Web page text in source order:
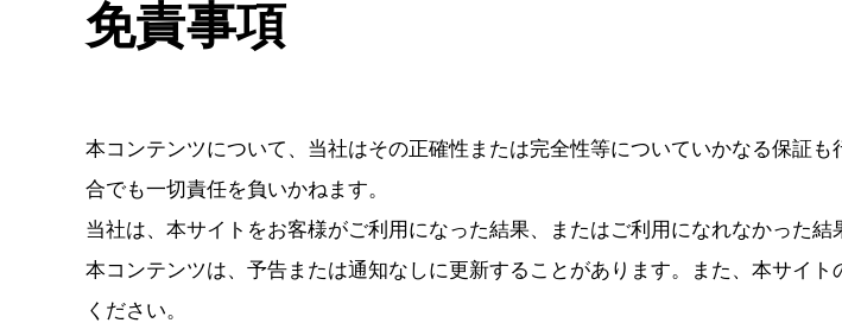
免責事項
本コンテンツについて、当社はその正確性または完全性等についていかなる保証
合でも一切責任を負いかねます。
当社は、本サイトをお客様がご利用になった結果、またはご利用になれなかった
本コンテンツは、予告または通知なしに更新することがあります。また、本サイ
ください。